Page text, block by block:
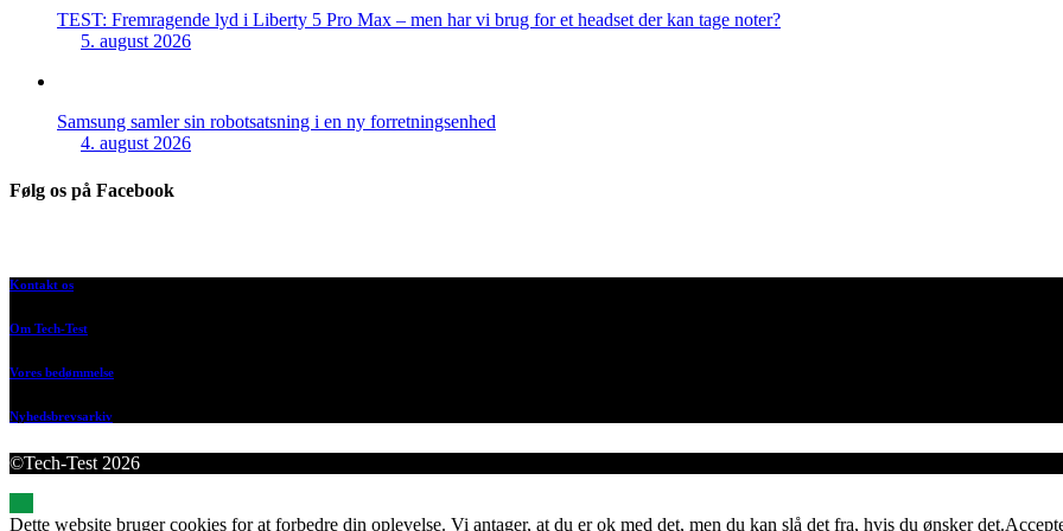
TEST: Fremragende lyd i Liberty 5 Pro Max – men har vi brug for et headset der kan tage noter?
5. august 2026
Samsung samler sin robotsatsning i en ny forretningsenhed
4. august 2026
Følg os på Facebook
Kontakt os
Om Tech-Test
Vores bedømmelse
Nyhedsbrevsarkiv
©Tech-Test 2026
Dette website bruger cookies for at forbedre din oplevelse. Vi antager, at du er ok med det, men du kan slå det fra, hvis du ønsker det.